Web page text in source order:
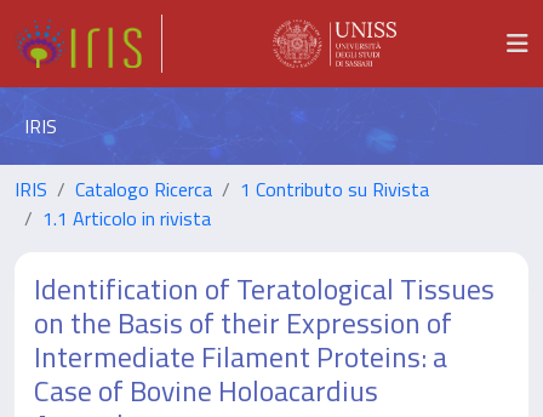
IRIS
IRIS Catalogo Ricerca
1 Contributo su Rivista
1.1 Articolo in rivista
Identification of Teratological Tissues
on the Basis of their Expression of
Intermediate Filament Proteins: a
Case of Bovine Holoacardius